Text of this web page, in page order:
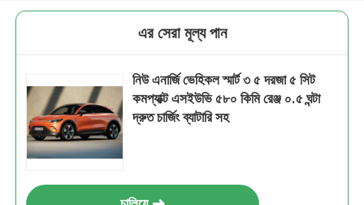
এর সেরা মূল্য পান
নিউ এনার্জি ভেহিকল স্মার্ট ৩ ৫ দরজা ৫ সিট
কমপ্যাক্ট এসইউভি ৫৮০ কিমি রেঞ্জ ০.৫ ঘন্টা
দ্রুত চার্জিং ব্যাটারি সহ